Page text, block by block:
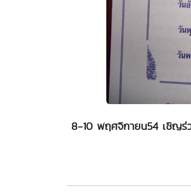
8-10 พฤศจิกายน54 เชิญร่